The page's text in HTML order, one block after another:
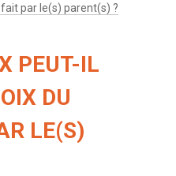
par le(s) parent(s) ?
PEUT-IL
DU
LE(S)